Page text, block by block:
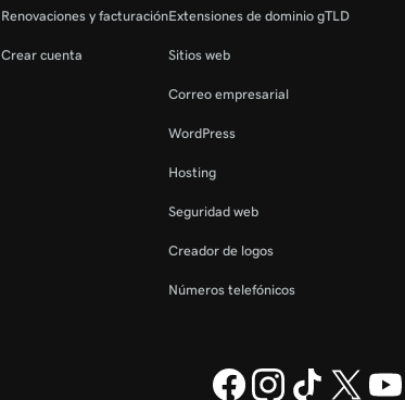
Renovaciones y facturación
Crear cuenta
Extensiones de dominio gTLD
Sitios web
Correo empresarial
WordPress
Hosting
Seguridad web
Creador de logos
Números telefónicos